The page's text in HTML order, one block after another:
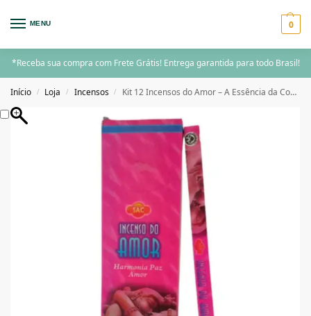
MENU 0
*Receba sua compra com Frete Grátis! Entrega garantida para todo Brasil!
Início / Loja / Incensos / Kit 12 Incensos do Amor – A Essência da Conexão e da Paixão